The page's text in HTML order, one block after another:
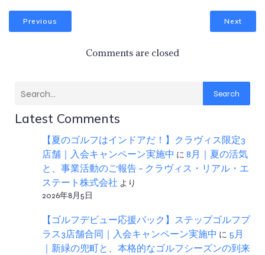
Previous Next
Comments are closed
Search
Latest Comments
【夏のゴルフはインドアだ！】クラヴィス限定3
店舗｜入会キャンペーン実施中 に 8月｜夏の活気
と、事業活動のご報告 – クラヴィス・リアル・エ
ステート株式会社 より
2026年8月5日
【ゴルフデビュー応援パック】ステップゴルフプ
ラス3店舗合同｜入会キャンペーン実施中 に 5月
｜新緑の兜町と、本格的なゴルフシーズンの到来